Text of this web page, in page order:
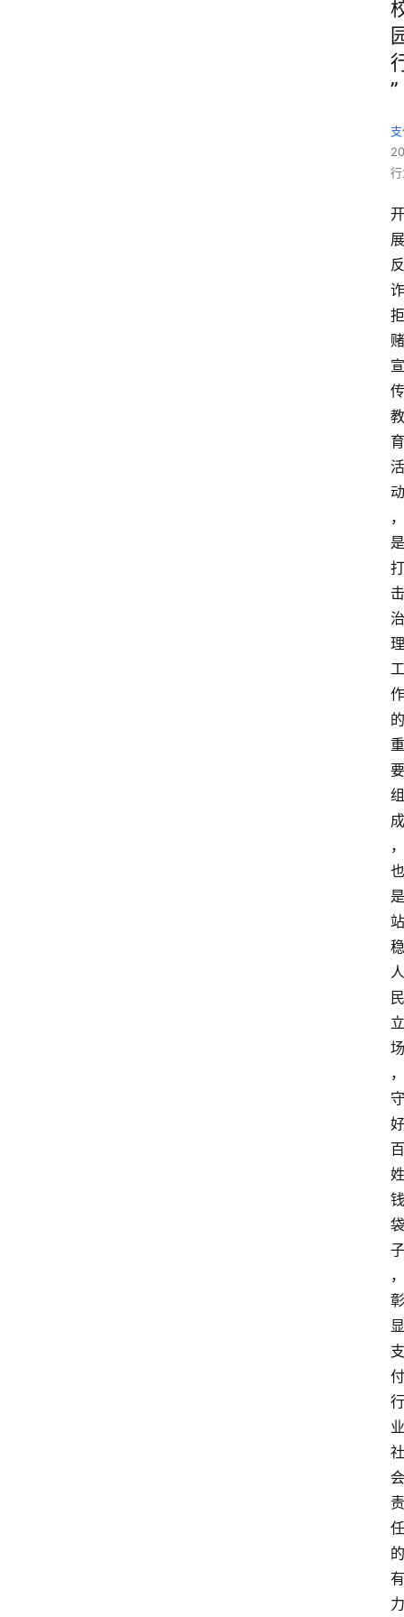
”
开
展
反
诈
拒
赌
宣
传
教
育
活
动
，
是
打
击
治
理
工
作
的
重
要
组
成
，
也
是
站
稳
人
民
立
场
，
守
好
百
姓
钱
袋
子
，
彰
显
支
付
行
业
社
会
责
任
的
有
力